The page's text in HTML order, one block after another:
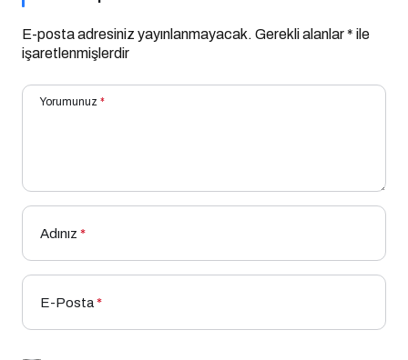
E-posta adresiniz yayınlanmayacak. Gerekli alanlar* ile
işaretlenmişlerdir
Yorumunuz *
Adınız *
E-Posta*